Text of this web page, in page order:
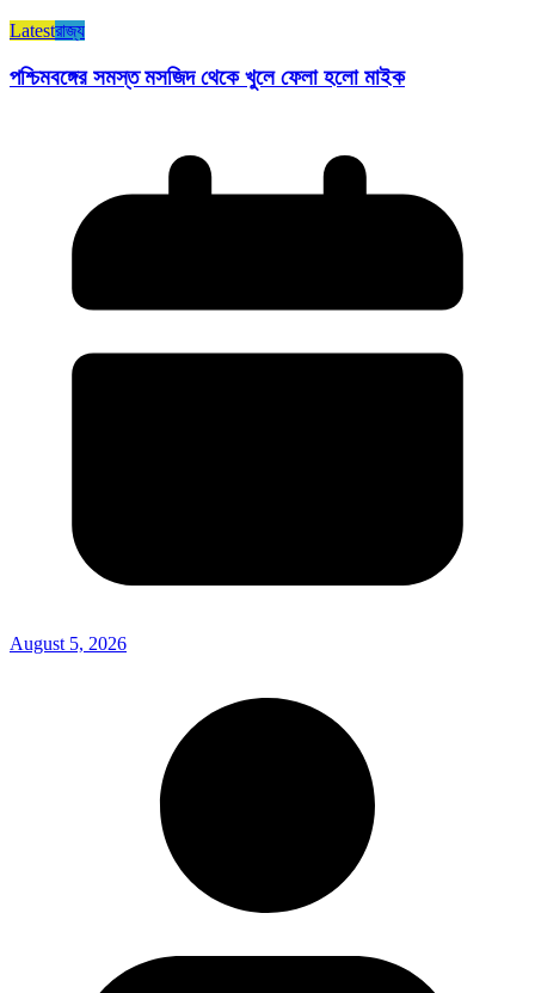
Latestরাজ্য​
পশ্চিমবঙ্গের সমস্ত মসজিদ থেকে খুলে ফেলা হলো মাইক
August 5, 2026